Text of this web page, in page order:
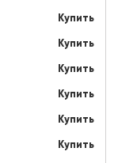
Купить
Купить
Купить
Купить
Купить
Купить